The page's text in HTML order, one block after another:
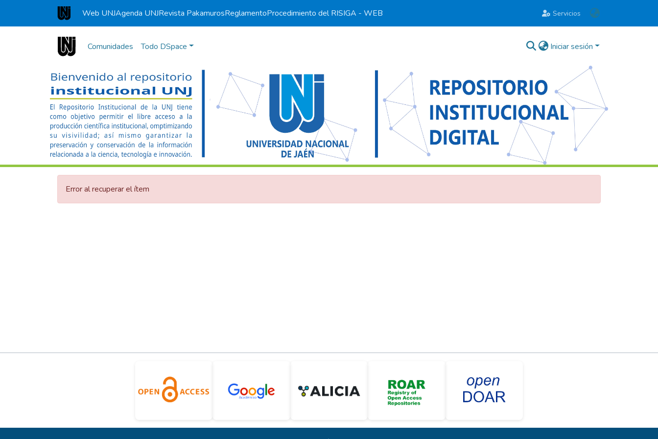
Universidad Nacional de Jaén
Web UNJAgenda UNJRevista PakamurosReglamentoProcedimiento del RISIGA - WEB Servicios
Comunidades Todo DSpace Iniciar sesión
Error al recuperar el ítem